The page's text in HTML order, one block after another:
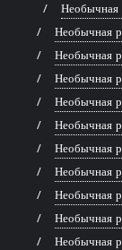
Необычная
Необычная
Необычная
Необычная
Необычная
Необычная
Необычная
Необычная
Необычная
Необычная
Необычная